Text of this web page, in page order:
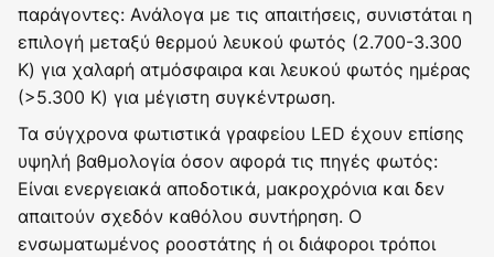
παράγοντες: Ανάλογα με τις απαιτήσεις, συνιστάται η
επιλογή μεταξύ θερμού λευκού φωτός (2.700-3.300
K) για χαλαρή ατμόσφαιρα και λευκού φωτός ημέρας
(>5.300 K) για μέγιστη συγκέντρωση.
Τα σύγχρονα φωτιστικά γραφείου LED έχουν επίσης
υψηλή βαθμολογία όσον αφορά τις πηγές φωτός:
Είναι ενεργειακά αποδοτικά, μακροχρόνια και δεν
απαιτούν σχεδόν καθόλου συντήρηση. Ο
ενσωματωμένος ροοστάτης ή οι διάφοροι τρόποι